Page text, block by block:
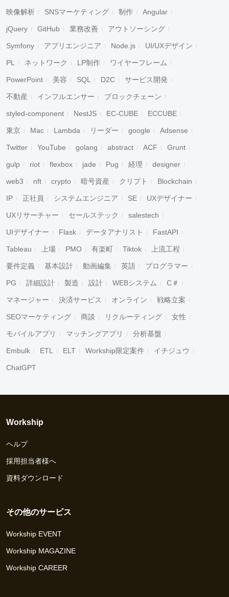
映像解析 SNSマーケティング 制作 Angular
jQuery GitHub 業務改善 アウトソーシング
Symfony アプリエンジニア Node.js UI/UXデザイン
PL ネットワーク LP制作 ワイヤーフレーム
PowerPoint 美容 SQL D2C サービス開発
不動産 インフルエンサー ブロックチェーン
styled-component NestJS EC-CUBE ECCUBE
東京 Mac Lambda リーダー google Adsense
Twitter YouTube golang abstract ACF Grunt
gulp riot flexbox jade Pug 経理 designer
web3 nft crypto 暗号資産 クリプト Blockchain
IP 正社員 システムエンジニア SE UXデザイナー
UXリサーチャー セールステック salestech
UIデザイナー Flask データアナリスト FastAPI
Tableau 上場 PMO 有楽町 Tiktok 上流工程
要件定義 基本設計 動画編集 英語 プログラマー
PG 詳細設計 製造 設計 WEBシステム C＃
マネージャー 決済サービス オンライン 戦略立案
SEOマーケティング 商談 リクルーティング 女性
モバイルアプリ マッチングアプリ 分析基盤
Embulk ETL ELT Workship限定案件 イチジュウ
ChatGPT
Workship
ヘルプ
採用担当者様へ
資料ダウンロード
その他のサービス
Workship EVENT
Workship MAGAZINE
Workship CAREER